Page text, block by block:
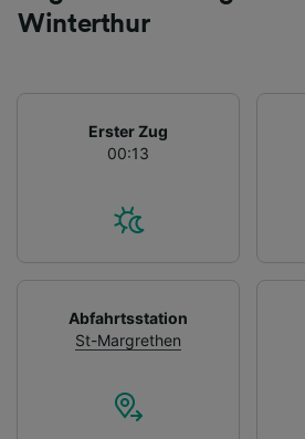
Winterthur
Erster Zug
00:13
Abfahrtsstation
St-Margrethen